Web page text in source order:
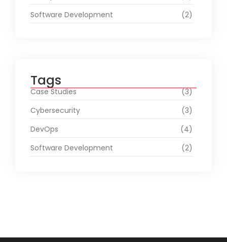
Software Development
(2)
Tags
Case Studies
(3)
Cybersecurity
(3)
DevOps
(4)
Software Development
(2)